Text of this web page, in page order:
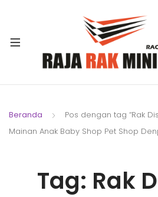
Beranda
Pos dengan tag “Rak
Mainan Anak Baby Shop Pet Shop
Tag: Rak